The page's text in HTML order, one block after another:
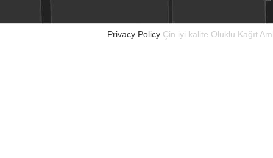
Privacy Policy Çin iyi kalite Oluklu Kağıt